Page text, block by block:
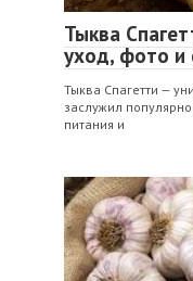
Тыква
уход, фото и
Тыква Спагетти —
заслужил
питания и